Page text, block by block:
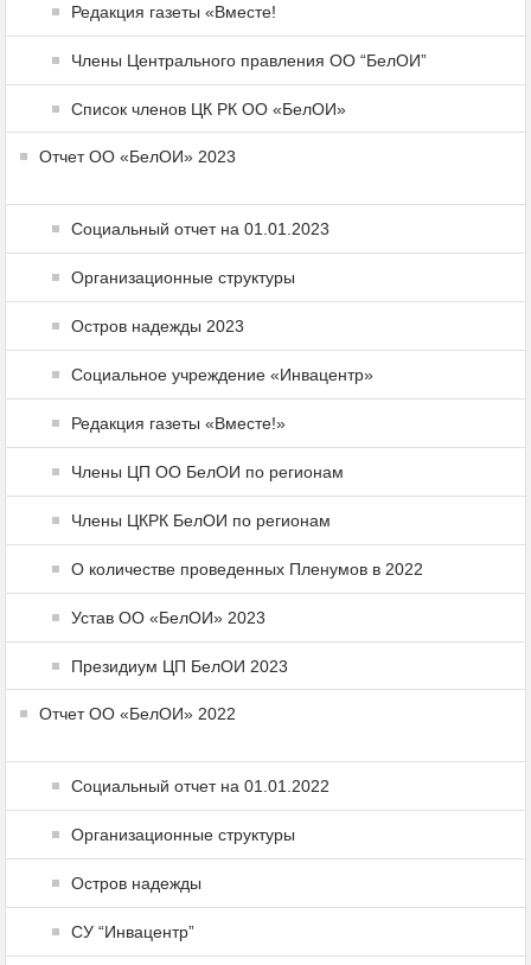
Редакция газеты «Вместе!
Члены Центрального правления ОО “БелОИ”
Список членов ЦК РК ОО «БелОИ»
Отчет ОО «БелОИ» 2023
Социальный отчет на 01.01.2023
Организационные структуры
Остров надежды 2023
Социальное учреждение «Инвацентр»
Редакция газеты «Вместе!»
Члены ЦП ОО БелОИ по регионам
Члены ЦКРК БелОИ по регионам
О количестве проведенных Пленумов в 2022
Устав ОО «БелОИ» 2023
Президиум ЦП БелОИ 2023
Отчет ОО «БелОИ» 2022
Социальный отчет на 01.01.2022
Организационные структуры
Остров надежды
СУ “Инвацентр”